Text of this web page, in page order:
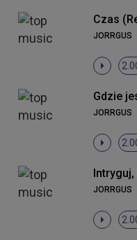
Czas
JORRGUS
Gdzie
JORRGUS
JORRGUS